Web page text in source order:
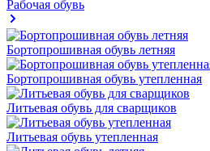
Рабочая обувь
Бортопрошивная обувь летняя
Бортопрошивная обувь утепленная
Литьевая обувь для сварщиков
Литьевая обувь утепленная